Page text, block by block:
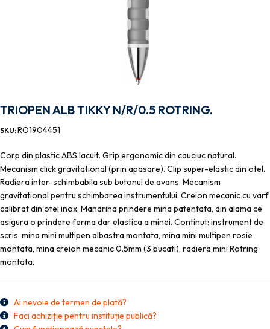
TRIOPEN ALB TIKKY N/R/0.5 ROTRING.
SKU:RO1904451
Corp din plastic ABS lacuit. Grip ergonomic din cauciuc natural.
Mecanism click gravitational (prin apasare). Clip super-elastic din otel.
Radiera inter-schimbabila sub butonul de avans. Mecanism
gravitational pentru schimbarea instrumentului. Creion mecanic cu varf
calibrat din otel inox. Mandrina prindere mina patentata, din alama ce
asigura o prindere ferma dar elastica a minei. Continut: instrument de
scris, mina mini multipen albastra montata, mina mini multipen rosie
montata, mina creion mecanic 0.5mm (3 bucati), radiera mini Rotring
montata.
Ai nevoie de termen de plată?
Faci achiziție pentru instituție publică?